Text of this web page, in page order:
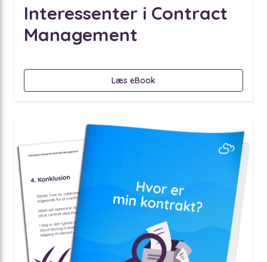
Interessenter i Contract
Management
Læs eBook